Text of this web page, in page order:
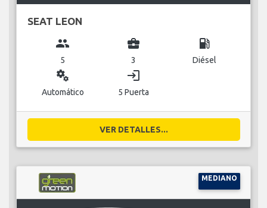
SEAT LEON
group
5
business_center
3
local_gas_station
Diésel
miscellaneous_services
Automático
login
5 Puerta
VER DETALLES...
MEDIANO